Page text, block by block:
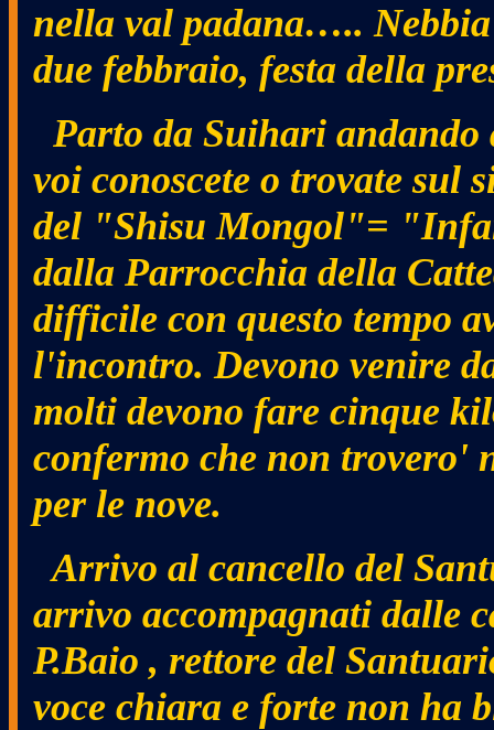
nella val padana…..
due febbraio, festa della
Parto da Suihari
voi conoscete o trovate sul
del "Shisu Mongol"=
dalla Parrocchia della
difficile con questo tempo
l'incontro. Devono venire
molti devono fare cinque
confermo che non trovero'
per le nove.
Arrivo al cancello del
arrivo accompagnati dalle
P.Baio , rettore del
voce chiara e forte non ha